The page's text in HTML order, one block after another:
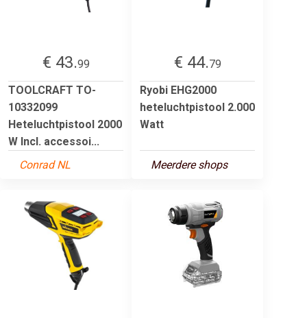
€ 43.99
TOOLCRAFT TO-
10332099
Heteluchtpistool 2000
W Incl. accessoi...
Conrad NL
€ 44.79
Ryobi EHG2000
heteluchtpistool 2.000
Watt
Meerdere shops